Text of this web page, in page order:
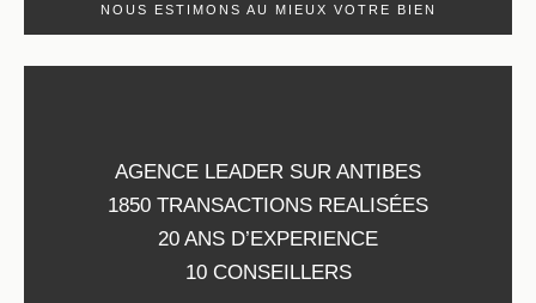
NOUS ESTIMONS AU MIEUX VOTRE BIEN
AGENCE LEADER SUR ANTIBES
1850 TRANSACTIONS REALISÉES
20 ANS D’EXPERIENCE
10 CONSEILLERS